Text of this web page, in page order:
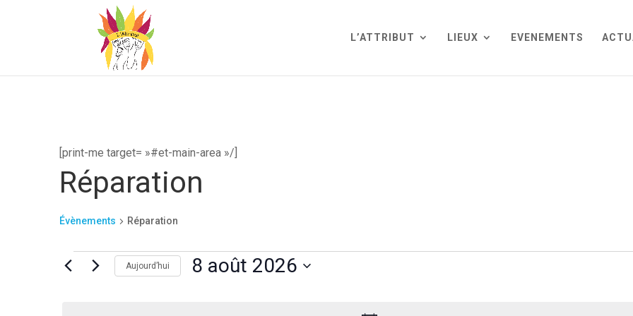
L’ATTRIBUT LIEUX EVENEMENTS
[print-me target= »#et-main-area »/]
Réparation
Évènements Réparation
Évènements Aujourd’hui 8 août 2026